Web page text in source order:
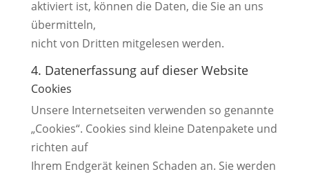
aktiviert ist, können die Daten, die Sie an uns
übermitteln,
nicht von Dritten mitgelesen werden.
4. Datenerfassung auf dieser Website
Cookies
Unsere Internetseiten verwenden so genannte
„Cookies“. Cookies sind kleine Datenpakete und
richten auf
Ihrem Endgerät keinen Schaden an. Sie werden